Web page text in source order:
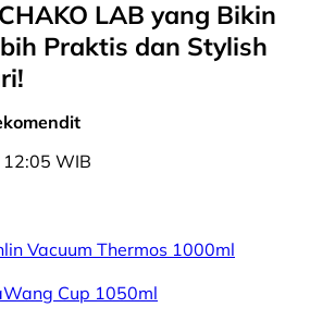
LAB yang Bikin
Praktis dan Stylish
WIB
Vacuum Thermos 1000ml
Cup 1050ml